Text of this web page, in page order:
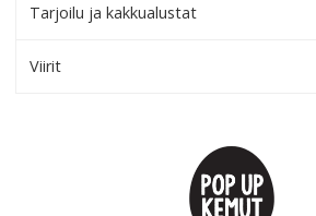
Tarjoilu ja kakkualustat
Viirit